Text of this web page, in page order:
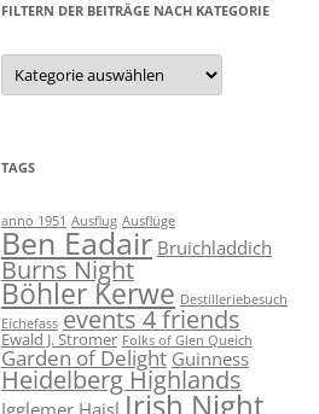
FILTERN DER BEITRÄGE NACH KATEGORIE
Filtern
der
Beiträge
TAGS
anno 1951 Ausflug Ausflüge
Ben Eadair Bruichladdich
Burns Night
Böhler Kerwe Destilleriebesuch
Eichefass events 4 friends
Ewald J. Stromer Folks of Glen Queich
Garden of Delight Guinness
Heidelberg Highlands
Irish Night